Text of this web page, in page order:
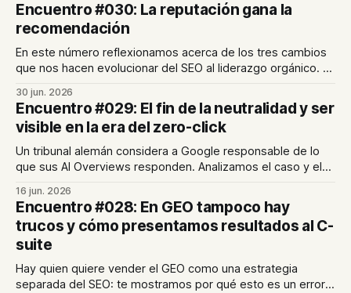
Encuentro #030: La reputación gana la
recomendación
En este número reflexionamos acerca de los tres cambios
que nos hacen evolucionar del SEO al liderazgo orgánico. En
reputación de marca para lograr visibilidad en el ecosistema
digital.
30 jun. 2026
Encuentro #029: El fin de la neutralidad y ser
visible en la era del zero-click
Un tribunal alemán considera a Google responsable de lo
que sus AI Overviews responden. Analizamos el caso y el
artículo de hoy, te mostramos cómo seguir siendo visible
en un entorno donde el clic cada vez es más escaso.
16 jun. 2026
Encuentro #028: En GEO tampoco hay
trucos y cómo presentamos resultados al C-
suite
Hay quien quiere vender el GEO como una estrategia
separada del SEO: te mostramos por qué esto es un error